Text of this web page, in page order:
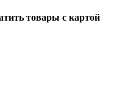
товары с картой